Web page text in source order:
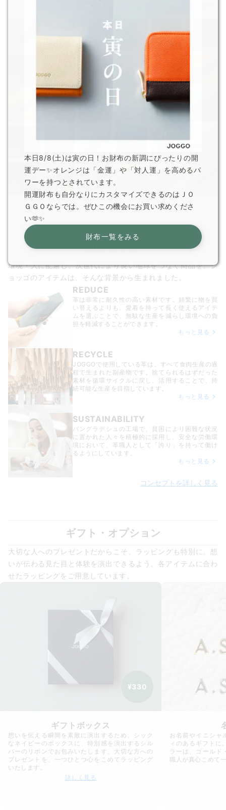
コンセプト
環境・人に配慮し、次世代により良い地球をつなぐ商品を。ジ
ョッゴのアイテムは、
そんな背景から生まれました。
REDUCE
革は非常に耐久性の高い素材です。頻繁に物を買
い替えるよりも、愛着を持って長く使えるアイテ
ムを選ぶことで、無駄な生産を減らし環境への負
担を軽減することができます。
もっと見る
RECYCLE
JOGGOで使用している革は、すべて食肉生産の過
程で生まれた副産物です。捨てられるはずだった
素材を循環サイクルに戻し、活用することで、持
続可能な生産を目指しています。
もっと見る
SUSTAINABILITY
バングラデシュの工場で、貧困により困難な状況
に置かれた人々を積極的に採用し、安全な労働環
境において、革職人として「誇り」を持って働け
るようにしています。
もっと見る
コンセプトを詳しく見る
ギフト・オプション
大切な人へのプレゼントだからこそ、ラッピングも特別に。想
いが伝わる見た目と体験を演出できるよう、各アイテムに合わ
せたラッピングをご用意しています。
¥330
ギフトボックス
想いを伝える瞬間を素敵に演出するため、シック
なネイビーのボックスに、特別感を演出するシル
バーのリボンでお包みいたします。大切な方への
プレゼントを、一つひとつ心をこめてラッピング
いたします。
詳しく見る
お名前やイニシャ
ィのあるギフトに
ラーは、ゴール
職人が真心こめて
本日8/8(土)は寅の日！お財布の新調にぴったりの開
運デー✨オレンジは「金運」や「対人運」を高めるパ
ワーを持つとされています。
開運財布も自分なりにカスタマイズできるのはＪＯ
ＧＧＯならでは。ぜひこの機会にお買い求めくださ
い🫶✨
財布一覧をみる